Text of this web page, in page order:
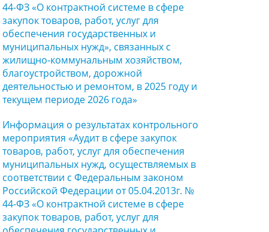
44-ФЗ «О контрактной системе в сфере
закупок товаров, работ, услуг для
обеспечения государственных и
муниципальных нужд», связанных с
жилищно-коммунальным хозяйством,
благоустройством, дорожной
деятельностью и ремонтом, в 2025 году и
текущем периоде 2026 года»
Информация о результатах контрольного
мероприятия «Аудит в сфере закупок
товаров, работ, услуг для обеспечения
муниципальных нужд, осуществляемых в
соответствии с Федеральным законом
Российской Федерации от 05.04.2013г. №
44-ФЗ «О контрактной системе в сфере
закупок товаров, работ, услуг для